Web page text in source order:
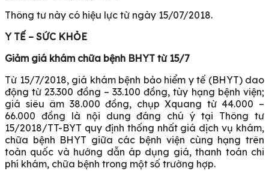
Thông tư này có hiệu lực từ ngày 15/07/2018.
Y TẾ – SỨC KHỎE
Giảm giá khám chữa bệnh BHYT từ 15/7
Từ 15/7/2018, giá khám bệnh bảo hiểm y tế (BHYT) dao
động từ 23.300 đồng – 33.100 đồng, tùy hạng bệnh viện;
giá siêu âm 38.000 đồng, chụp Xquang từ 44.000 –
66.000 đồng là nội dung đáng chú ý tại Thông tư
15/2018/TT-BYT quy định thống nhất giá dịch vụ khám,
chữa bệnh BHYT giữa các bệnh viện cùng hạng trên
toàn quốc và hướng dẫn áp dụng giá, thanh toán chi
phí khám, chữa bệnh trong một số trường hợp.